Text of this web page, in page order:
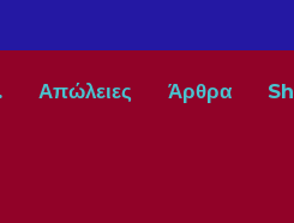
Απώλειες Άρθρα